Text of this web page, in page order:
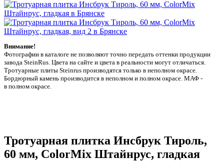
Внимание!
Фотографии в каталоге не позволяют точно передать оттенки продукции
заводa SteinRus. Цвета на сайте и цвета в реальности могут отличаться.
Тротуарные плиты Steinrus производятся только в неполном окрасе.
Бордюрный камень производится в неполном и полном окрасе. МАФ -
в полном окрасе.
Тротуарная плитка Инсбрук Тироль,
60 мм, ColorMix Штайнрус, гладкая